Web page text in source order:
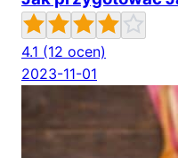
4.1 (12 ocen)
2023-11-01